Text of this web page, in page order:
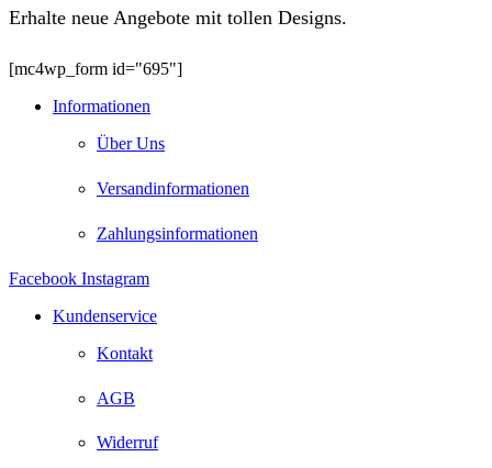
Erhalte neue Angebote mit tollen Designs.
[mc4wp_form id="695"]
Informationen
Über Uns
Versandinformationen
Zahlungsinformationen
Facebook Instagram
Kundenservice
Kontakt
AGB
Widerruf